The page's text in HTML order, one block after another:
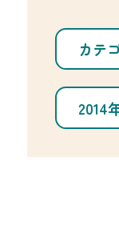
カ
ゴ
リ
を
選
ア
カ
イ
を